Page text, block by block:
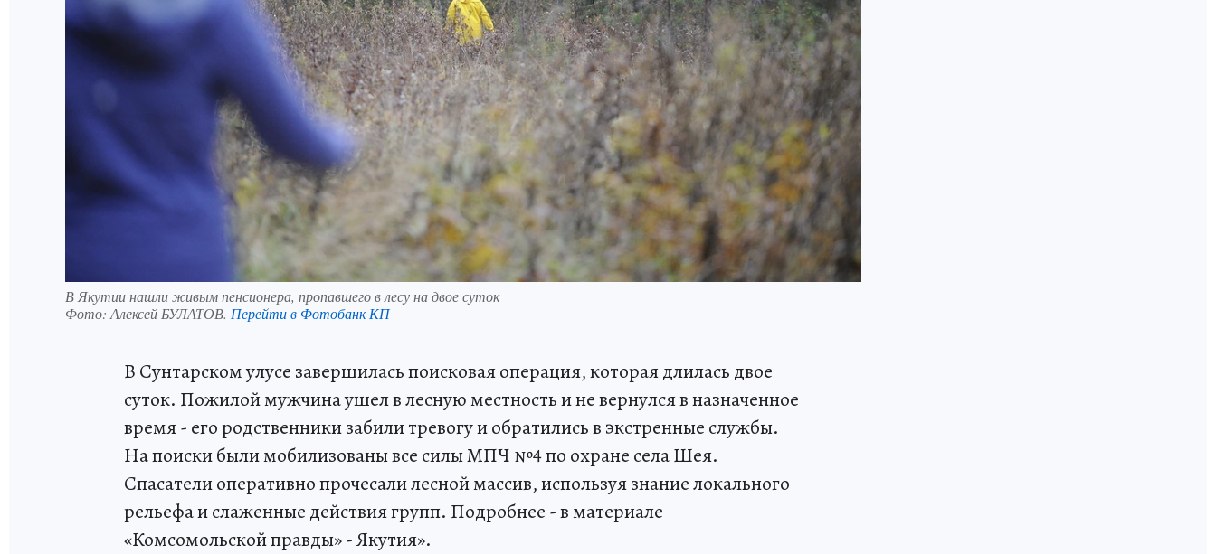
В Якутии нашли живым пенсионера, пропавшего в лесу на двое суток
Фото: Алексей БУЛАТОВ. Перейти в Фотобанк КП
В Сунтарском улусе завершилась поисковая операция, которая длилась двое
суток. Пожилой мужчина ушел в лесную местность и не вернулся в назначенное
время - его родственники забили тревогу и обратились в экстренные службы.
На поиски были мобилизованы все силы МПЧ №4 по охране села Шея.
Спасатели оперативно прочесали лесной массив, используя знание локального
рельефа и слаженные действия групп. Подробнее - в материале
«Комсомольской правды» - Якутия».